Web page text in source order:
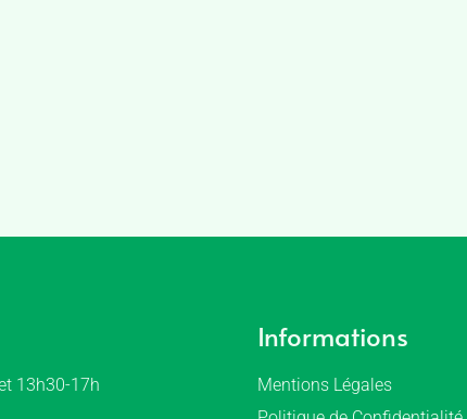
13h30-17h
Informations
Mentions Légales